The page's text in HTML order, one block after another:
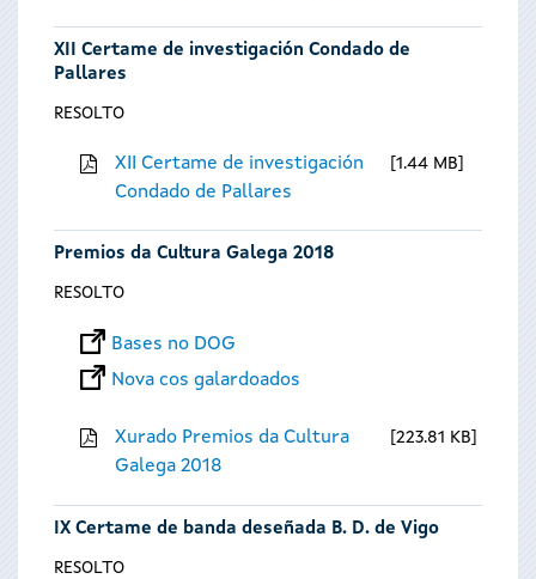
XII Certame de investigación Condado de
Pallares
RESOLTO
XII Certame de investigación
Condado de Pallares
1.44 MB
Premios da Cultura Galega 2018
RESOLTO
Bases no DOG
Nova cos galardoados
Xurado Premios da Cultura
Galega 2018
223.81 KB
IX Certame de banda deseñada B. D. de Vigo
RESOLTO